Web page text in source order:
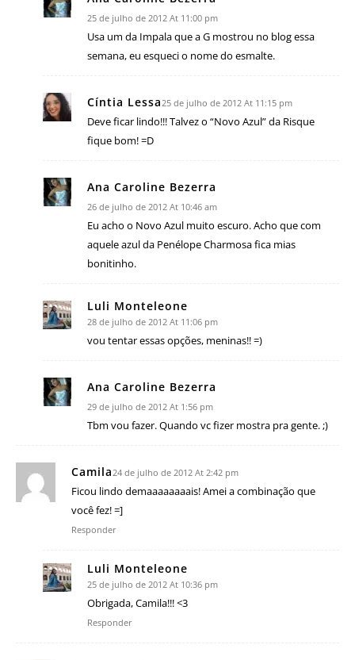
25 de julho de 2012 At 11:00 pm
Usa um da Impala que a G mostrou no blog essa
semana, eu esqueci o nome do esmalte.
Cíntia Lessa 25 de julho de 2012 At 11:15 pm
Deve ficar lindo!!! Talvez o “Novo Azul” da Risque
fique bom! =D
Ana Caroline Bezerra
26 de julho de 2012 At 10:46 am
Eu acho o Novo Azul muito escuro. Acho que com
aquele azul da Penélope Charmosa fica mias
bonitinho.
Luli Monteleone
28 de julho de 2012 At 11:06 pm
vou tentar essas opções, meninas!! =)
Ana Caroline Bezerra
29 de julho de 2012 At 1:56 pm
Tbm vou fazer. Quando vc fizer mostra pra gente. ;)
Camila 24 de julho de 2012 At 2:42 pm
Ficou lindo demaaaaaaaais! Amei a combinação que
você fez! =]
Responder
Luli Monteleone
25 de julho de 2012 At 10:36 pm
Obrigada, Camila!!! <3
Responder